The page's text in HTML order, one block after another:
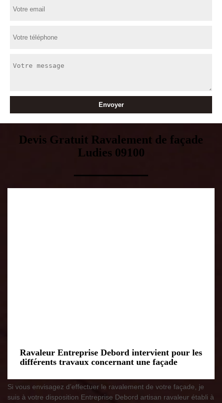
Devis Gratuit Ravalement de façade
Ludies 09100
Ravaleur Entreprise Debord intervient pour les
différents travaux concernant une façade
Si vous envisagez d’effectuer le ravalement de votre façade, je
suis à votre disposition Entreprise Debord artisan ravaleur établi à